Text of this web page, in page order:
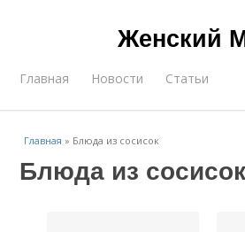
Женский
Главная Новости Статьи
Главная » Блюда из сосисок
Блюда из сосисок